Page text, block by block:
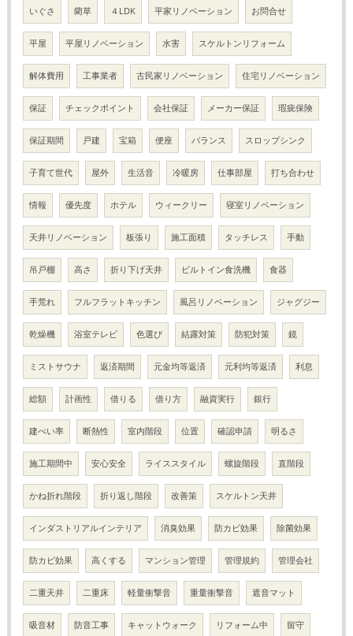
いぐさ 藺草 ４LDK 平家リノベーション お問合せ
平屋 平屋リノベーション 水害 スケルトンリフォーム
解体費用 工事業者 古民家リノベーション 住宅リノベーション
保証 チェックポイント 会社保証 メーカー保証 瑕疵保険
保証期間 戸建 宝箱 便座 バランス スロップシンク
子育て世代 屋外 生活音 冷暖房 仕事部屋 打ち合わせ
情報 優先度 ホテル ウィークリー 寝室リノベーション
天井リノベーション 板張り 施工面積 タッチレス 手動
吊戸棚 高さ 折り下げ天井 ビルトイン食洗機 食器
手荒れ フルフラットキッチン 風呂リノベーション ジャグジー
乾燥機 浴室テレビ 色選び 結露対策 防犯対策 鏡
ミストサウナ 返済期間 元金均等返済 元利均等返済 利息
総額 計画性 借りる 借り方 融資実行 銀行
建ぺい率 断熱性 室内階段 位置 確認申請 明るさ
施工期間中 安心安全 ライススタイル 螺旋階段 直階段
かね折れ階段 折り返し階段 改善策 スケルトン天井
インダストリアルインテリア 消臭効果 防カビ効果 除菌効果
防カビ効果 高くする マンション管理 管理規約 管理会社
二重天井 二重床 軽量衝撃音 重量衝撃音 遮音マット
吸音材 防音工事 キャットウォーク リフォーム中 留守